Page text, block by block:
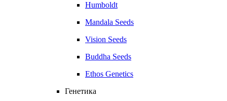
Humboldt
Mandala Seeds
Vision Seeds
Buddha Seeds
Ethos Genetics
Генетика